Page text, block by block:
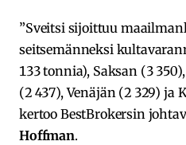
”Sveitsi sijoittuu
seitsemänneksi
133 tonnia), Saksan (3
(2 437), Venäjän (2 329) ja
kertoo BestBrokersin
Hoffman.